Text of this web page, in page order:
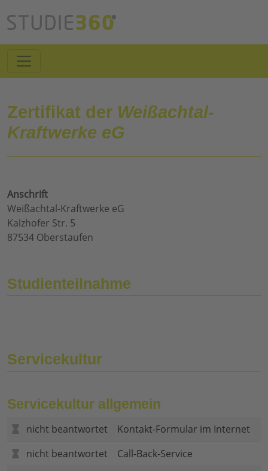
Zertifikat der Weißachtal-
Kraftwerke eG
Anschrift
Weißachtal-Kraftwerke eG
Kalzhofer Str. 5
87534 Oberstaufen
Studienteilnahme
Servicekultur
Servicekultur allgemein
nicht beantwortet
Kontakt-Formular im Internet
nicht beantwortet
Call-Back-Service